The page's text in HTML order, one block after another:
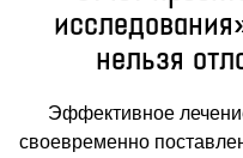
нельзя
Эффективное
своевременно